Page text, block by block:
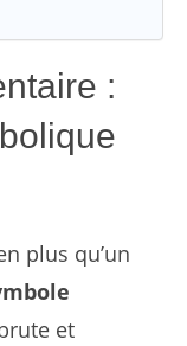
:
plus qu’un
et